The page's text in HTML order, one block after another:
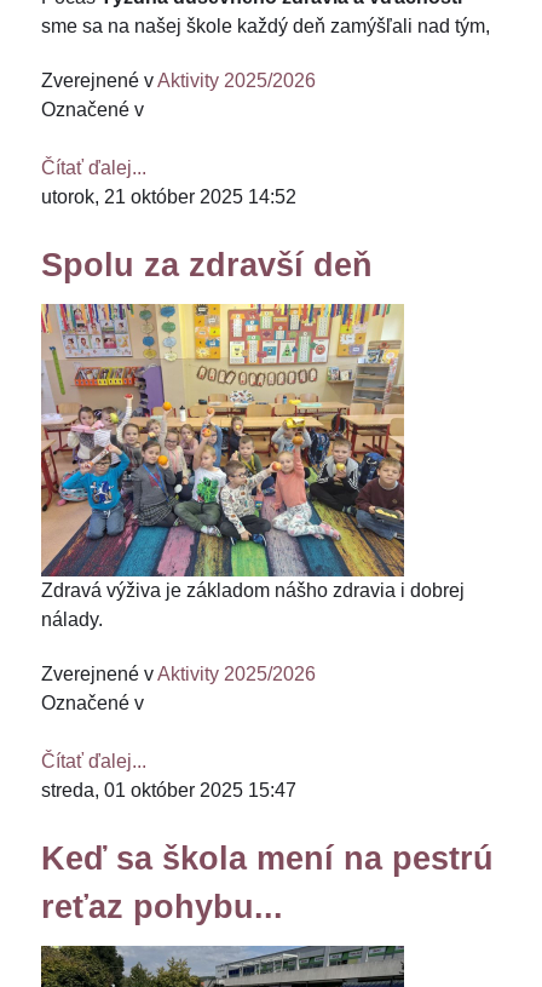
sme sa na našej škole každý deň zamýšľali nad tým,
Zverejnené vAktivity 2025/2026
Označené v
Čítať ďalej...
utorok, 21 október 2025 14:52
Spolu za zdravší deň
Zdravá výživa je základom nášho zdravia i dobrej
nálady.
Zverejnené vAktivity 2025/2026
Označené v
Čítať ďalej...
streda, 01 október 2025 15:47
Keď sa škola mení na pestrú
reťaz pohybu...